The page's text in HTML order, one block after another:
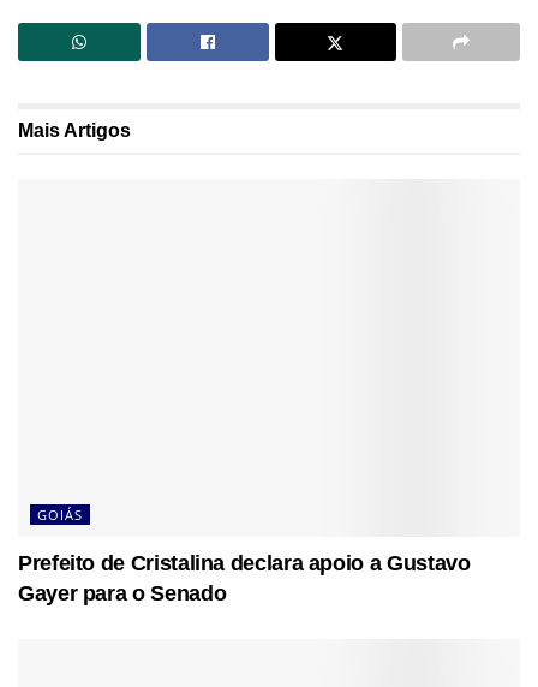
MaisArtigos
GOIÁS
Prefeito de Cristalina declara apoio a Gustavo
Gayer para o Senado